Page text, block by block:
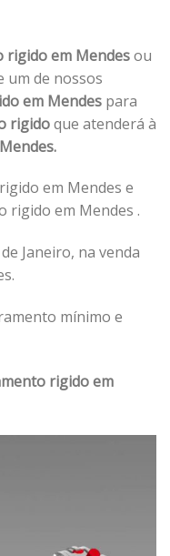
rigido em Mendesou
um de nossos
em Mendes para
rigidoque atenderá à
Mendes.
em Mendes e
rigido em Mendes .
Janeiro, na venda
mínimo e
rigido em